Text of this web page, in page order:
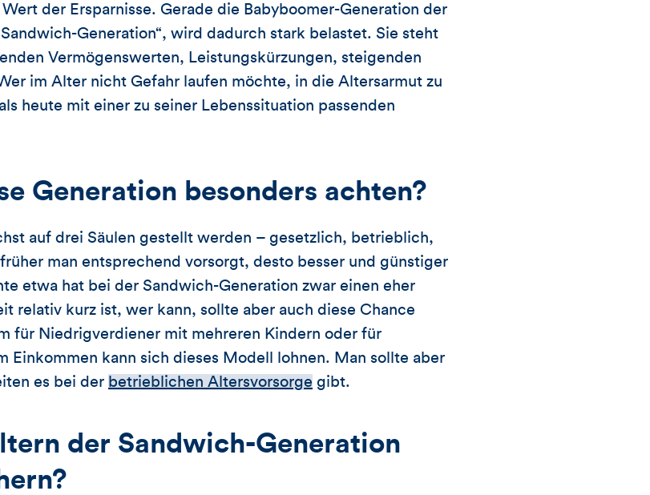
der Ersparnisse. Gerade die Babyboomer-Generation der
Generation“, wird dadurch stark belastet. Sie steht
Vermögenswerten, Leistungskürzungen, steigenden
im Alter nicht Gefahr laufen möchte, in die Altersarmut zu
heute mit einer zu seiner Lebenssituation passenden
Generation besonders achten?
auf drei Säulen gestellt werden – gesetzlich, betrieblich,
man entsprechend vorsorgt, desto besser und günstiger
etwa hat bei der Sandwich-Generation zwar einen eher
relativ kurz ist, wer kann, sollte aber auch diese Chance
für Niedrigverdiener mit mehreren Kindern oder für
Einkommen kann sich dieses Modell lohnen. Man sollte aber
es bei der betrieblichen Altersvorsorge gibt.
der Sandwich-Generation